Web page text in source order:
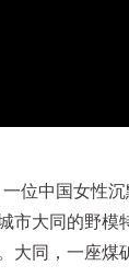
位中国女性
市大同的野模
大同，一座煤